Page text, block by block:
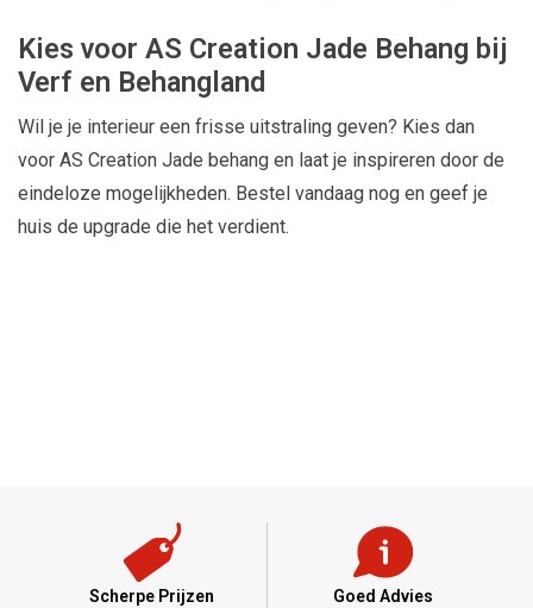
Kies voor AS Creation Jade Behang bij
Verf en Behangland
Wil je je interieur een frisse uitstraling geven? Kies dan
voor AS Creation Jade behang en laat je inspireren door de
eindeloze mogelijkheden. Bestel vandaag nog en geef je
huis de upgrade die het verdient.
Scherpe Prijzen Goed Advies